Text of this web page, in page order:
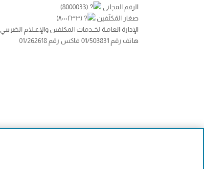
الرقم المجاني
(8000033)
صغار المُكلّفين
(٨٠٠٠٢٣٣)
الإدارة العامـة لخــدمات المكلفين والإعــلام الضريبـي
هاتف رقم 01/503831 فاكس رقم 01/262618